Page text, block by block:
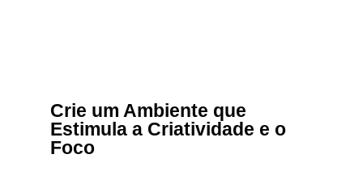
Crie um Ambiente que
Estimula a Criatividade e o
Foco